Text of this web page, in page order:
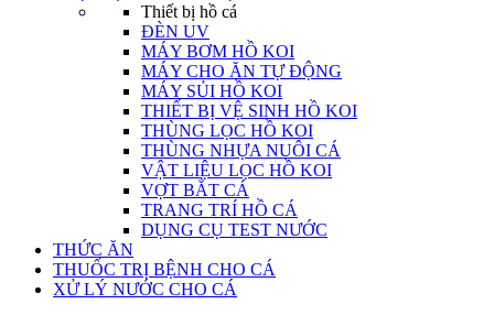
Thiết bị hồ cá
ĐÈN UV
MÁY BƠM HỒ KOI
MÁY CHO ĂN TỰ ĐỘNG
MÁY SỦI HỒ KOI
THIẾT BỊ VỆ SINH HỒ KOI
THÙNG LỌC HỒ KOI
THÙNG NHỰA NUÔI CÁ
VẬT LIỆU LỌC HỒ KOI
VỢT BẮT CÁ
TRANG TRÍ HỒ CÁ
DỤNG CỤ TEST NƯỚC
THỨC ĂN
THUỐC TRỊ BỆNH CHO CÁ
XỬ LÝ NƯỚC CHO CÁ